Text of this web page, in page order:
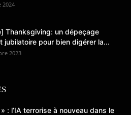
2024
Thanksgiving: un dépeçage
jubilatoire pour bien digérer la...
2023
: l’IA terrorise à nouveau dans le